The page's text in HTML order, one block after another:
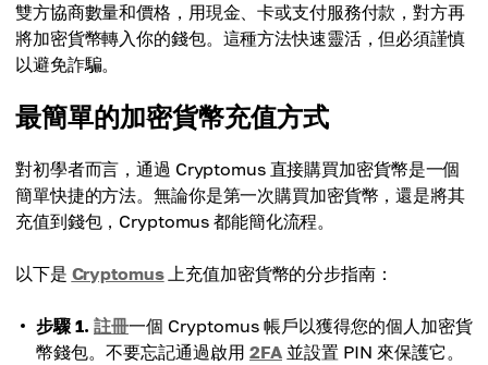
雙方協商數量和價格，用現金、卡或支付服務付款，對方再
將加密貨幣轉入你的錢包。這種方法快速靈活，但必須謹慎
以避免詐騙。
最簡單的加密貨幣充值方式
對初學者而言，通過 Cryptomus 直接購買加密貨幣是一個
簡單快捷的方法。無論你是第一次購買加密貨幣，還是將其
充值到錢包，Cryptomus 都能簡化流程。
以下是 Cryptomus上充值加密貨幣的分步指南：
步驟 1. 註冊一個 Cryptomus 帳戶以獲得您的個人加密貨
幣錢包。不要忘記通過啟用 2FA 並設置 PIN 來保護它。